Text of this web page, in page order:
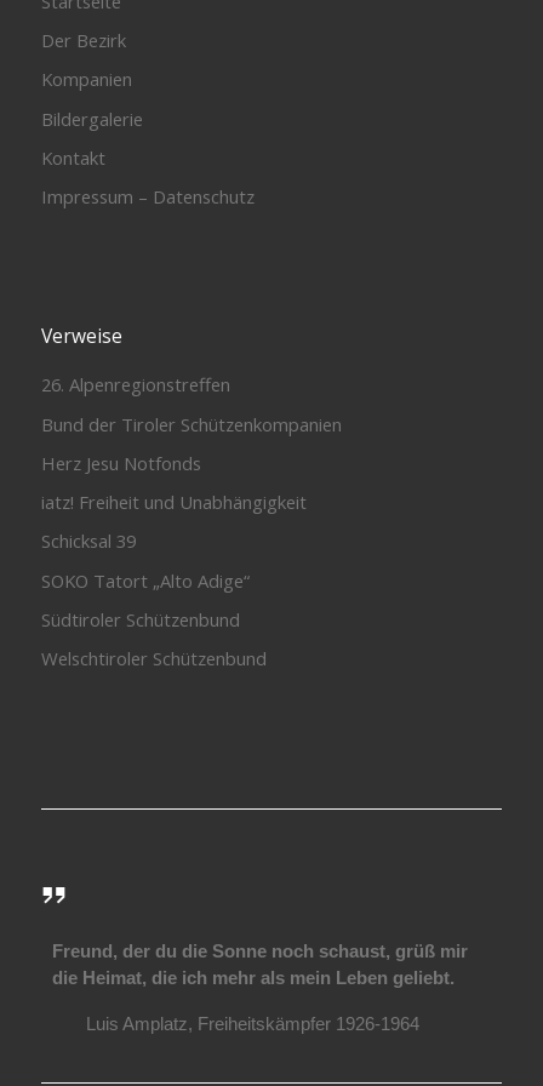
Der Bezirk
Kompanien
Bildergalerie
Kontakt
Impressum – Datenschutz
Verweise
26. Alpenregionstreffen
Bund der Tiroler Schützenkompanien
Herz Jesu Notfonds
iatz! Freiheit und Unabhängigkeit
Schicksal 39
SOKO Tatort „Alto Adige“
Südtiroler Schützenbund
Welschtiroler Schützenbund
Freund, der du die Sonne noch schaust, grüß mir
die Heimat, die ich mehr als mein Leben geliebt.
Luis Amplatz, Freiheitskämpfer 1926-1964